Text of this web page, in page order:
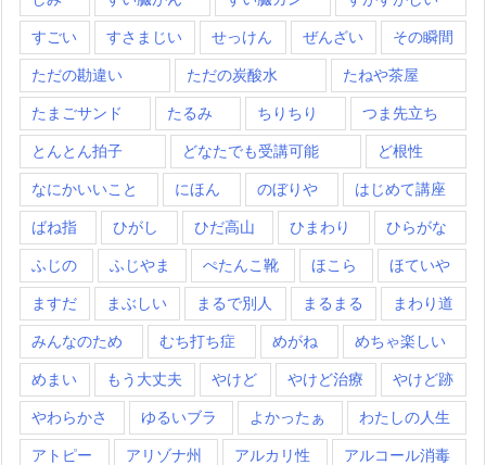
すごい すさまじい せっけん ぜんざい その瞬間
ただの勘違い ただの炭酸水 たねや茶屋
たまごサンド たるみ ちりちり つま先立ち
とんとん拍子 どなたでも受講可能 ど根性
なにかいいこと にほん のぼりや はじめて講座
ばね指 ひがし ひだ高山 ひまわり ひらがな
ふじの ふじやま ぺたんこ靴 ほこら ほていや
ますだ まぶしい まるで別人 まるまる まわり道
みんなのため むち打ち症 めがね めちゃ楽しい
めまい もう大丈夫 やけど やけど治療 やけど跡
やわらかさ ゆるいブラ よかったぁ わたしの人生
アトピー アリゾナ州 アルカリ性 アルコール消毒